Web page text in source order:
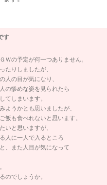
す
Ｗの予定が何一つありません。
たりしましたが、
人の目が気になり、
の惨めな姿を見られたら
てしまいます。
ようかとも思いましたが、
飯も食べれないと思います。
いと思いますが、
人に一人で入るところ
、また人目が気になって
のでしょうか。